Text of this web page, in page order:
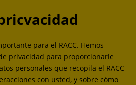
para el RACC. Hemos
privacidad para proporcionarle
personales que recopila el RACC
con usted, y sobre cómo